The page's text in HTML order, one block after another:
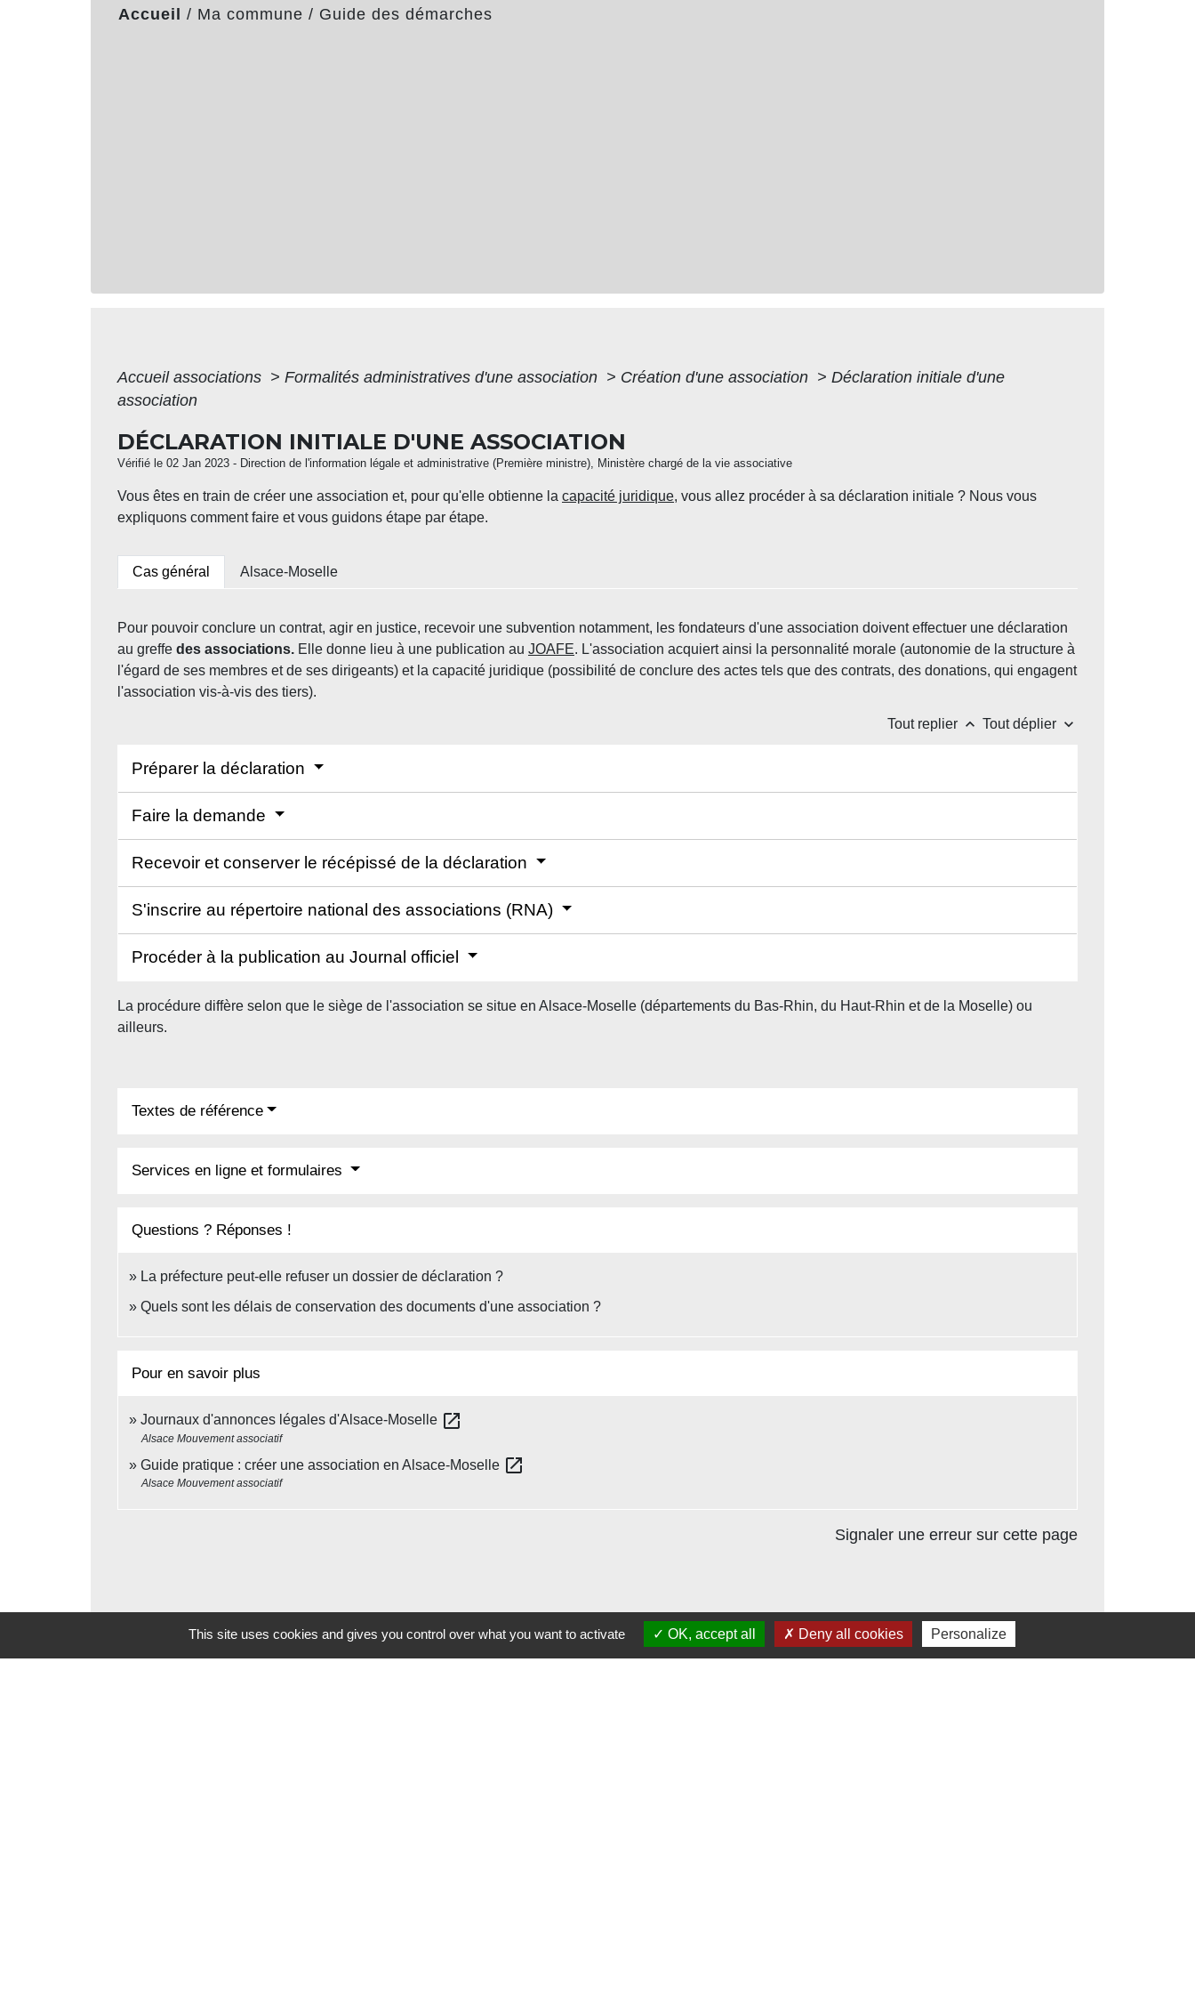
Accueil / Ma commune / Guide des démarches
Accueil associations > Formalités administratives d'une association > Création d'une association > Déclaration initiale d'une
association
DÉCLARATION INITIALE D'UNE ASSOCIATION
Vérifié le 02 Jan 2023 - Direction de l'information légale et administrative (Première ministre), Ministère chargé de la vie associative
Vous êtes en train de créer une association et, pour qu'elle obtienne la capacité juridique, vous allez procéder à sa déclaration initiale ? Nous vous
expliquons comment faire et vous guidons étape par étape.
Cas général Alsace-Moselle
Pour pouvoir conclure un contrat, agir en justice, recevoir une subvention notamment, les fondateurs d'une association doivent effectuer une déclaration
au greffe des associations. Elle donne lieu à une publication au JOAFE. L'association acquiert ainsi la personnalité morale (autonomie de la structure à
l'égard de ses membres et de ses dirigeants) et la capacité juridique (possibilité de conclure des actes tels que des contrats, des donations, qui engagent
l'association vis-à-vis des tiers).
Tout replier keyboard_arrow_up Tout déplier keyboard_arrow_down
Préparer la déclaration
Faire la demande
Recevoir et conserver le récépissé de la déclaration
S'inscrire au répertoire national des associations (RNA)
Procéder à la publication au Journal officiel
La procédure diffère selon que le siège de l'association se situe en Alsace-Moselle (départements du Bas-Rhin, du Haut-Rhin et de la Moselle) ou
ailleurs.
Textes de référence
Services en ligne et formulaires
Questions ? Réponses !
La préfecture peut-elle refuser un dossier de déclaration ?
Quels sont les délais de conservation des documents d'une association ?
Pour en savoir plus
Journaux d'annonces légales d'Alsace-Moselle open_in_new
Alsace Mouvement associatif
Guide pratique : créer une association en Alsace-Moselle open_in_new
Alsace Mouvement associatif
Signaler une erreur sur cette page
This site uses cookies and gives you control over what you want to activate OK, accept all Deny all cookies Personalize